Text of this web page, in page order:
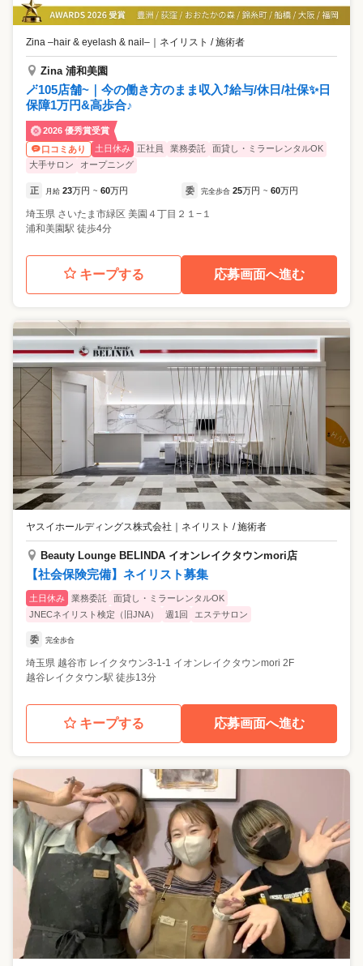
Zina –hair & eyelash & nail– ｜ ネイリスト / 施術者
Zina 浦和美園
🪄105店舗~｜今の働き方のまま収入⤴️給与/休日/社保✨日
保障1万円&高歩合♪
2026 優秀賞受賞
口コミあり
土日休み 正社員 業務委託
面貸し・ミラーレンタルOK
大手サロン
オープニング
正 月給 23万円 ~ 60万円 委 完全歩合 25万円 ~ 60万円
埼玉県 さいたま市緑区 美園４丁目２１−１
浦和美園駅 徒歩4分
キープする 応募画面へ進む
ヤスイホールディングス株式会社 ネイリスト / 施術者
Beauty Lounge BELINDA イオンレイクタウンmori店
【社会保険完備】ネイリスト募集
土日休み 業務委託
面貸し・ミラーレンタルOK
JNECネイリスト検定（旧JNA）
週1回 エステサロン
委 完全歩合
埼玉県 越谷市 レイクタウン3-1-1 イオンレイクタウンmori 2F
越谷レイクタウン駅 徒歩13分
キープする 応募画面へ進む